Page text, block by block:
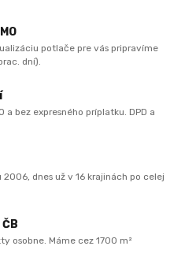
potlače pre vás pripravíme
dní).
a bez expresného príplatku. DPD a
dnes už v 16 krajinách po celej
osobne. Máme cez 1700 m²